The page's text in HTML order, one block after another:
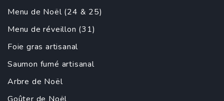
Menu de Noël (24 & 25)
Menu de réveillon (31)
Foie gras artisanal
Saumon fumé artisanal
Arbre de Noël